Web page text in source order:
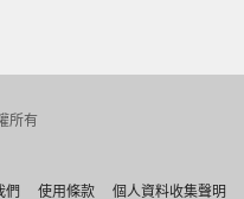
所有
們 使用條款 個人資料收集聲明